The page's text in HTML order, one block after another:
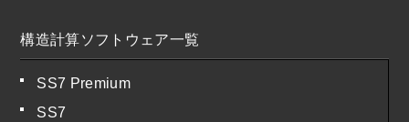
構造計算ソフトウェア一覧
SS7 Premium
SS7